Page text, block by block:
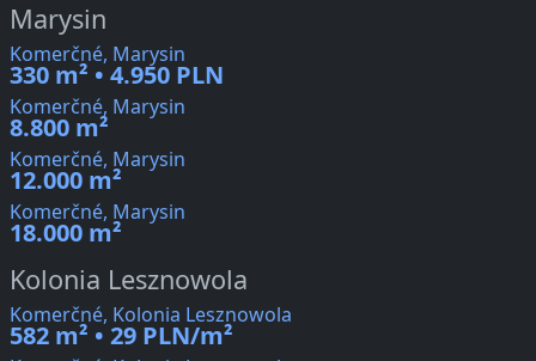
Marysin
Komerčné, Marysin
330 m² • 4.950 PLN
Komerčné, Marysin
8.800 m²
Komerčné, Marysin
12.000 m²
Komerčné, Marysin
18.000 m²
Kolonia Lesznowola
Komerčné, Kolonia Lesznowola
582 m² • 29 PLN/m²